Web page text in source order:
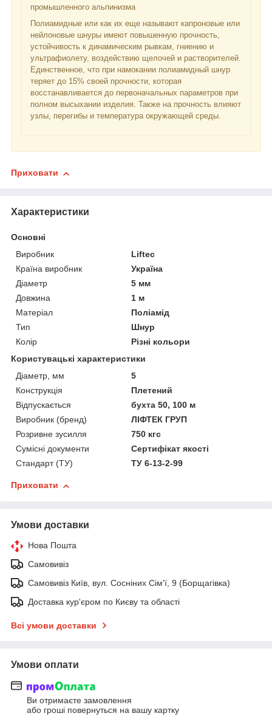
промышленного альпинизма
Полиамидные или как их еще называют капроновые или
нейлоновые шнуры имеют повышенную прочность,
устойчивость к динамическим рывкам, гниению и
ультрафиолету, воздействию щелочей и растворителей.
Единственное, что при намокании полиамидный шнур
теряет до 15% своей прочности, которая
восстанавливается до первоначальных параметров при
полном высыхании изделия. Также на прочность влияют
узлы, перегибы и температура окружающей среды.
Приховати
Характеристики
Основні
Виробник
Liftec
Країна виробник
Україна
Діаметр
5 мм
Довжина
1 м
Матеріал
Поліамід
Тип
Шнур
Колір
Різні кольори
Користувацькі характеристики
Діаметр, мм
5
Конструкція
Плетений
Відпускається
бухта 50, 100 м
Виробник (бренд)
ЛІФТЕК ГРУП
Розривне зусилля
750 кгс
Сумісні документи
Сертифікат якості
Стандарт (ТУ)
ТУ 6-13-2-99
Приховати
Умови доставки
Нова Пошта
Самовивіз
Самовивіз Київ, вул. Сосніних Сім'ї, 9 (Борщагівка)
Доставка кур'єром по Києву та області
Всі умови доставки
Умови оплати
Ви отримаєте замовлення
або гроші повернуться на вашу картку